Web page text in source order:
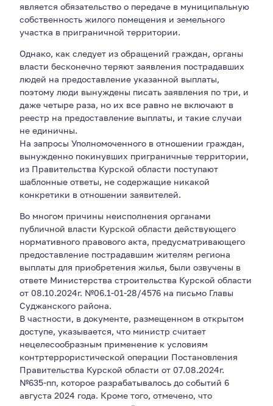
является обязательство о передаче в муниципальную
собственность жилого помещения и земельного
участка в приграничной территории.
Однако, как следует из обращений граждан, органы
власти бесконечно теряют заявления пострадавших
людей на предоставление указанной выплаты,
поэтому люди вынуждены писать заявления по три, и
даже четыре раза, но их все равно не включают в
реестр на предоставление выплаты, и такие случаи
не единичны.
На запросы Уполномоченного в отношении граждан,
вынужденно покинувших приграничные территории,
из Правительства Курской области поступают
шаблонные ответы, не содержащие никакой
конкретики в отношении заявителей.
Во многом причины неисполнения органами
публичной власти Курской области действующего
нормативного правового акта, предусматривающего
предоставление пострадавшим жителям региона
выплаты для приобретения жилья, были озвучены в
ответе Министерства строительства Курской области
от 08.10.2024г. №06.1-01-28/4576 на письмо Главы
Суджанского района.
В частности, в документе, размещенном в открытом
доступе, указывается, что министр считает
нецелесообразным применение к условиям
контртеррористической операции Постановления
Правительства Курской области от 07.08.2024г.
№635-пп, которое разрабатывалось до событий 6
августа 2024 года. Кроме того, отмечено, что